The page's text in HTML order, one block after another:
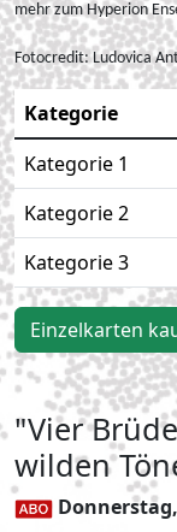
mehr zum Hyperion
Fotocredit: Ludovica
Kategorie
Kategorie 1
Kategorie 2
Kategorie 3
Einzelkarten
"Vier
wilden